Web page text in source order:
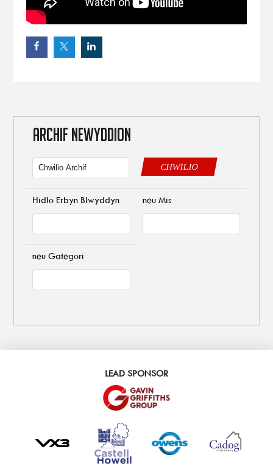
ARCHIF NEWYDDION
CHWILIO
Hidlo Erbyn Blwyddyn neu Mis
neu Gategori
LEAD SPONSOR